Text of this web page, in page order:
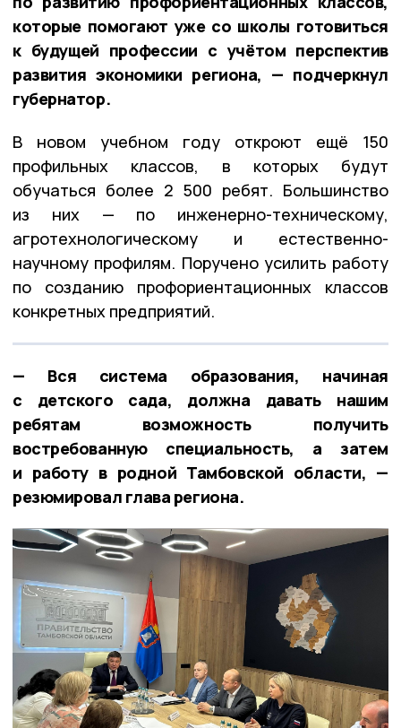
которые помогают уже со школы готовиться
к будущей профессии с учётом перспектив
развития экономики региона, — подчеркнул
губернатор.
В новом учебном году откроют ещё 150
профильных классов, в которых будут
обучаться более 2 500 ребят. Большинство
из них — по инженерно-техническому,
агротехнологическому и естественно-
научному профилям. Поручено усилить работу
по созданию профориентационных классов
конкретных предприятий.
— Вся система образования, начиная
с детского сада, должна давать нашим
ребятам возможность получить
востребованную специальность, а затем
и работу в родной Тамбовской области, —
резюмировал глава региона.